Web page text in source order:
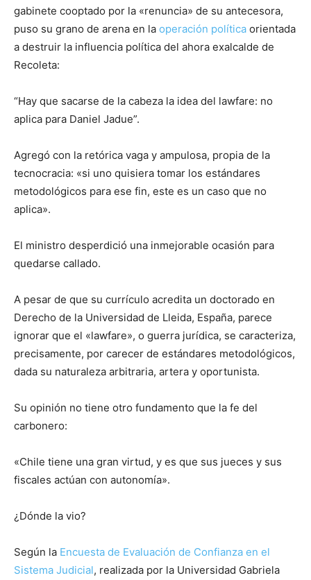
gabinete cooptado por la «renuncia» de su antecesora,
puso su grano de arena en la operación política orientada
a destruir la influencia política del ahora exalcalde de
Recoleta:
“Hay que sacarse de la cabeza la idea del lawfare: no
aplica para Daniel Jadue”.
Agregó con la retórica vaga y ampulosa, propia de la
tecnocracia: «si uno quisiera tomar los estándares
metodológicos para ese fin, este es un caso que no
aplica».
El ministro desperdició una inmejorable ocasión para
quedarse callado.
A pesar de que su currículo acredita un doctorado en
Derecho de la Universidad de Lleida, España, parece
ignorar que el «lawfare», o guerra jurídica, se caracteriza,
precisamente, por carecer de estándares metodológicos,
dada su naturaleza arbitraria, artera y oportunista.
Su opinión no tiene otro fundamento que la fe del
carbonero:
«Chile tiene una gran virtud, y es que sus jueces y sus
fiscales actúan con autonomía».
¿Dónde la vio?
Según la Encuesta de Evaluación de Confianza en el
Sistema Judicial, realizada por la Universidad Gabriela